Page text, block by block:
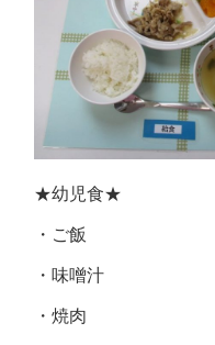
★幼児食★
・ご飯
・味噌汁
・焼肉